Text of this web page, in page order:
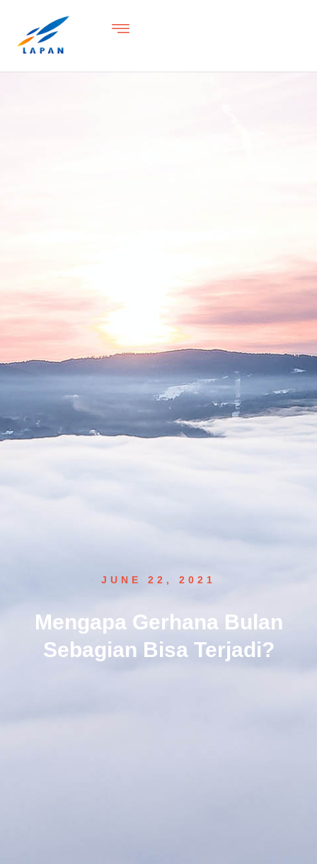
JUNE 22, 2021
Mengapa Gerhana Bulan
Sebagian Bisa Terjadi?